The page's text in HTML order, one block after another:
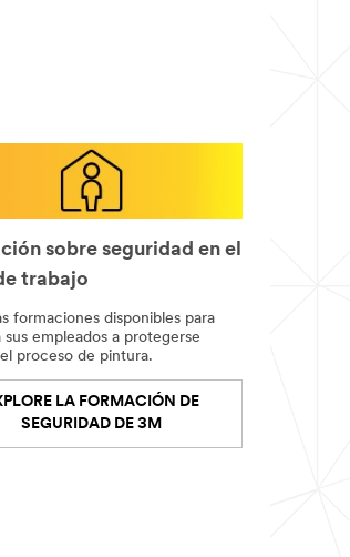
sobre seguridad en el
trabajo
formaciones disponibles para
sus empleados a protegerse
proceso de pintura.
LA FORMACIÓN DE
SEGURIDAD DE 3M